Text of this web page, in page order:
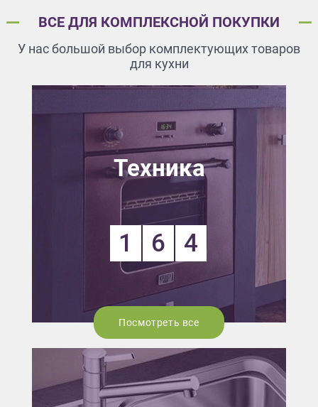
ВСЕ ДЛЯ КОМПЛЕКСНОЙ ПОКУПКИ
У нас большой выбор комплектующих товаров
для кухни
Техника
1 6 4
Посмотреть все